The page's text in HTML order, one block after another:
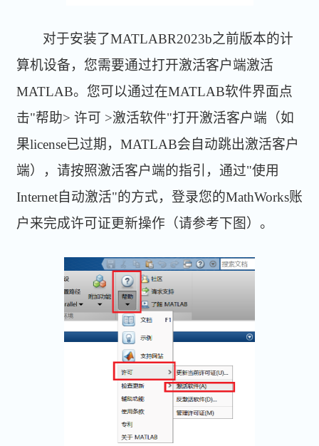
对于安装了MATLABR2023b之前版本的计
算机设备，您需要通过打开激活客户端激活
MATLAB。您可以通过在MATLAB软件界面点
击"帮助> 许可 >激活软件"打开激活客户端（如
果license已过期，MATLAB会自动跳出激活客户
端），请按照激活客户端的指引，通过"使用
Internet自动激活"的方式，登录您的MathWorks账
户来完成许可证更新操作（请参考下图）。